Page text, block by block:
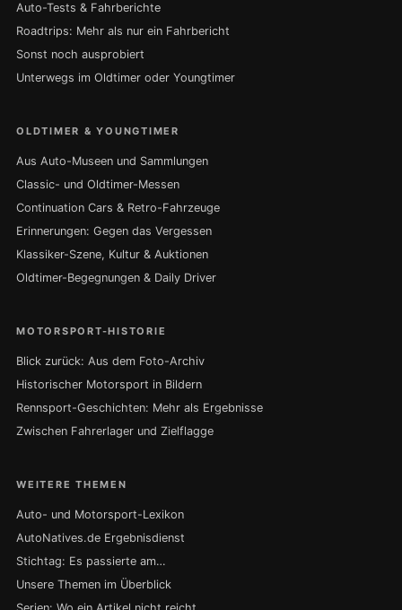
Auto-Tests & Fahrberichte
Roadtrips: Mehr als nur ein Fahrbericht
Sonst noch ausprobiert
Unterwegs im Oldtimer oder Youngtimer
OLDTIMER & YOUNGTIMER
Aus Auto-Museen und Sammlungen
Classic- und Oldtimer-Messen
Continuation Cars & Retro-Fahrzeuge
Erinnerungen: Gegen das Vergessen
Klassiker-Szene, Kultur & Auktionen
Oldtimer-Begegnungen & Daily Driver
MOTORSPORT-HISTORIE
Blick zurück: Aus dem Foto-Archiv
Historischer Motorsport in Bildern
Rennsport-Geschichten: Mehr als Ergebnisse
Zwischen Fahrerlager und Zielflagge
WEITERE THEMEN
Auto- und Motorsport-Lexikon
AutoNatives.de Ergebnisdienst
Stichtag: Es passierte am…
Unsere Themen im Überblick